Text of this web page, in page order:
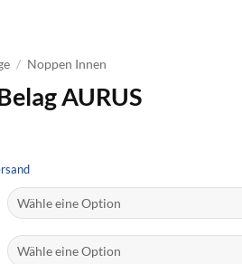
/ Noppen Innen
AURUS